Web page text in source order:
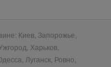
Киев, Запорожье,
Харьков,
Луганск, Ровно,